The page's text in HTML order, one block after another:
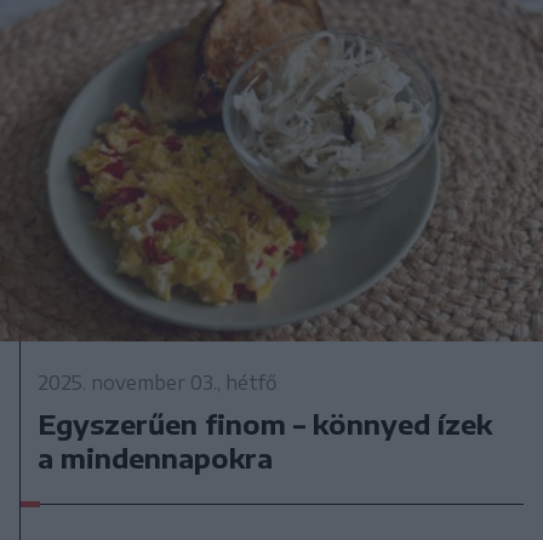
2025. november 03., hétfő
Egyszerűen finom – könnyed ízek
a mindennapokra